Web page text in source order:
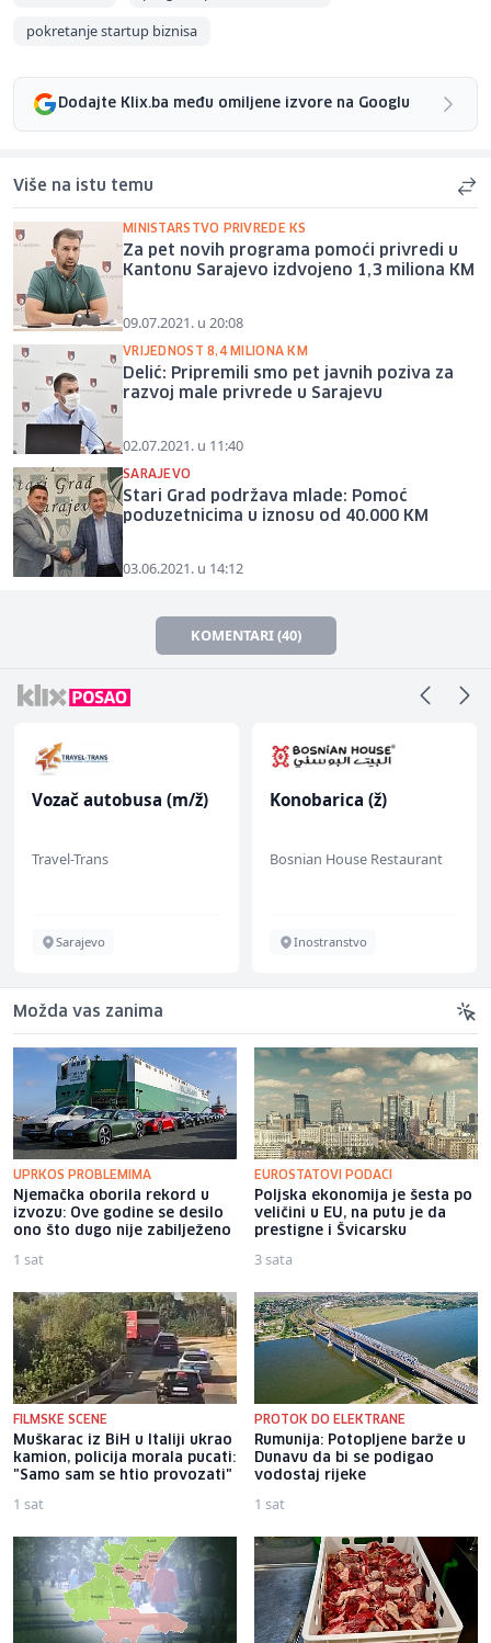
pokretanje startup biznisa
Dodajte Klix.ba među omiljene izvore na Googlu
Više na istu temu
MINISTARSTVO PRIVREDE KS
Za pet novih programa pomoći privredi u
Kantonu Sarajevo izdvojeno 1,3 miliona KM
09.07.2021. u 20:08
VRIJEDNOST 8,4 MILIONA KM
Delić: Pripremili smo pet javnih poziva za
razvoj male privrede u Sarajevu
02.07.2021. u 11:40
SARAJEVO
Stari Grad podržava mlade: Pomoć
poduzetnicima u iznosu od 40.000 KM
03.06.2021. u 14:12
KOMENTARI (40)
Vozač autobusa (m/ž)
Travel-Trans
Sarajevo
Konobarica (ž)
Bosnian House Restaurant
Inostranstvo
Možda vas zanima
UPRKOS PROBLEMIMA
Njemačka oborila rekord u
izvozu: Ove godine se desilo
ono što dugo nije zabilježeno
1 sat
EUROSTATOVI PODACI
Poljska ekonomija je šesta po
veličini u EU, na putu je da
prestigne i Švicarsku
3 sata
FILMSKE SCENE
Muškarac iz BiH u Italiji ukrao
kamion, policija morala pucati:
"Samo sam se htio provozati"
1 sat
PROTOK DO ELEKTRANE
Rumunija: Potopljene barže u
Dunavu da bi se podigao
vodostaj rijeke
1 sat